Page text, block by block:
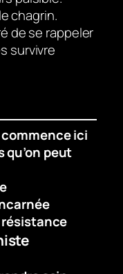
chagrin.
de se rappeler
survivre
commence ici
qu’on peut